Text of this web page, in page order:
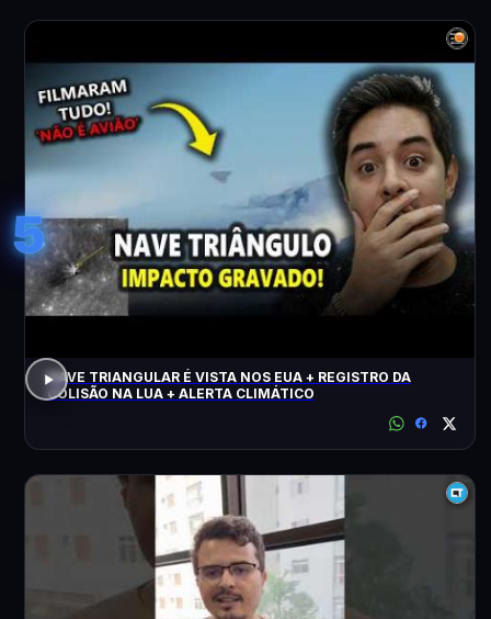
5
NAVE TRIANGULAR É VISTA NOS EUA + REGISTRO DA
COLISÃO NA LUA + ALERTA CLIMÁTICO